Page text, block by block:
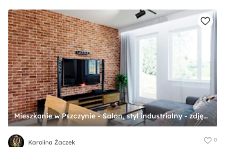
Mieszkanie w Pszczynie - Salon, styl industrialny - zdjęcie od Karolina Żaczek
Karolina Żaczek 0